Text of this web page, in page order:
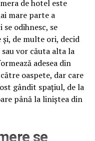
Astfel ca,
ultima ora intrate
este inevitabil la
mai ales ca
pentru a sterge
aflate intr-un
Andrei Coman).
de hotel este
mare parte a
odihnesc, se
de multe ori, decid
vor căuta alta la
adesea din
oaspete, dar care
gândit spațiul, de la
până la liniștea din
se